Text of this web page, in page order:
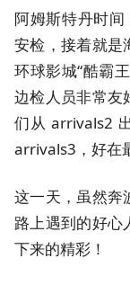
阿姆斯特丹时
安检，接着就是
环球影城“酷霸
边检人员非常友
们从 arrivals2
arrivals3，好在
这一天，虽然奔
路上遇到的好心
下来的精彩！